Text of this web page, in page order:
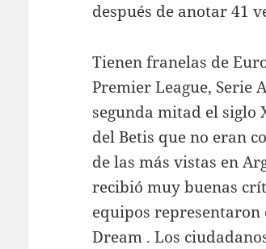
después de anotar 41
Tienen franelas de
Premier League, Serie
segunda mitad el siglo
del Betis que no eran
de las más vistas en
recibió muy buenas
equipos representaron
Dream . Los